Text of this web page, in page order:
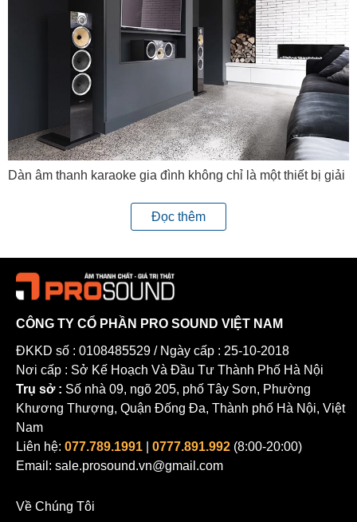
Dàn âm thanh karaoke gia đình không chỉ là một thiết bị giải
đáng nhớ cùng gia đình và bạn bè. Vậy hãy cùng tìm hiểu
của gia đình bạn.
I. Các ưu điểm nổi bật của dàn karaoke cao cấp
Là dòng sản phẩm phân khúc cao cấp đều thuộc các
thương hiệu nổi tiếng được nhập khẩu chính hãng. Vậy Loa
karaoke gia đình dòng cao cấp sẽ có những ưu điểm nổi bật
nào mà được nhiều gia đình yêu thích sử dụng? Dưới đây
Chất lượng âm thanh vượt trội:
Dàn Loa karaoke gia đình cao cấp nhập khẩu được sản
Đọc thêm
CÔNG TY CỔ PHẦN PRO SOUND VIỆT NAM
ĐKKD số : 0108485529 / Ngày cấp : 25-10-2018
Nơi cấp : Sở Kế Hoạch Và Đầu Tư Thành Phố Hà Nội
Trụ sở : Số nhà 09, ngõ 205, phố Tây Sơn, Phường
Khương Thượng, Quận Đống Đa, Thành phố Hà Nội, Việt
Nam
Liên hệ: 077.789.1991 0777.891.992 (8:00-20:00)
Email: sale.prosound.vn@gmail.com
Về Chúng Tôi